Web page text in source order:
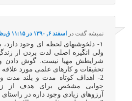
نمیشه گفتدر اسفند ۶, ۱۳۹۰ در ۱۱:۱۵ ق٫ظ
۱- دلخوشیهای لحظه ای وجود
ولی انگیزه اصلی لذت بردن از
شرایطش مهیا نیست. گوش دادن و
تحقیقات و کارهای علمی مورد
2- اهداف کوتاه مدت و بلند مدت
جوابی مشخص برای هدف از
آرزوهای زیادی وجود داره در راستای